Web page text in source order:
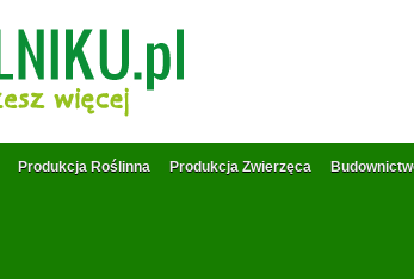
Produkcja Roślinna Produkcja Zwierzęca